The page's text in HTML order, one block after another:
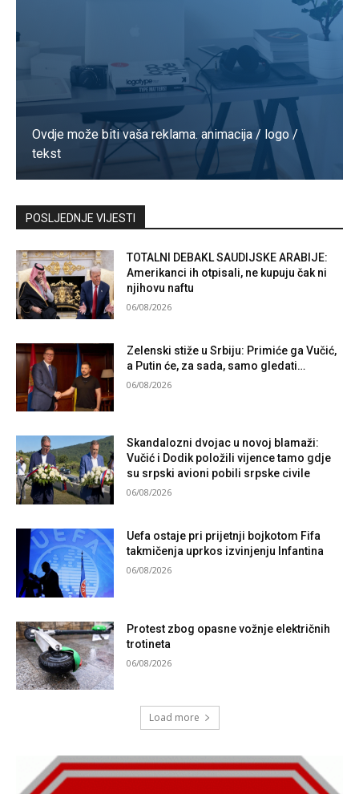
Ovdje može biti vaša reklama. animacija / logo /
tekst
Kontaktirajte nas
POSLJEDNJE VIJESTI
TOTALNI DEBAKL SAUDIJSKE ARABIJE:
Amerikanci ih otpisali, ne kupuju čak ni
njihovu naftu
06/08/2026
Zelenski stiže u Srbiju: Primiće ga Vučić,
a Putin će, za sada, samo gledati…
06/08/2026
Skandalozni dvojac u novoj blamaži:
Vučić i Dodik položili vijence tamo gdje
su srpski avioni pobili srpske civile
06/08/2026
Uefa ostaje pri prijetnji bojkotom Fifa
takmičenja uprkos izvinjenju Infantina
06/08/2026
Protest zbog opasne vožnje električnih
trotineta
06/08/2026
Load more